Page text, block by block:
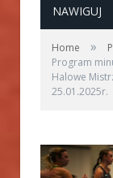
NAWIGUJ
Home »
Program
Halowe
25.01.2025r.